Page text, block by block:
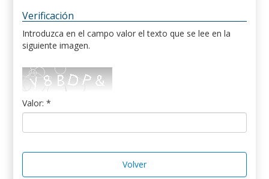
Verificación
Introduzca en el campo valor el texto que se lee en la
siguiente imagen.
Valor: *
Volver